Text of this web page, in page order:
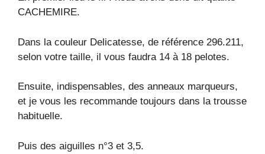
CACHEMIRE.
Dans la couleur Delicatesse, de référence 296.211,
selon votre taille, il vous faudra 14 à 18 pelotes.
Ensuite, indispensables, des anneaux marqueurs,
et je vous les recommande toujours dans la trousse
habituelle.
Puis des aiguilles n°3 et 3,5.